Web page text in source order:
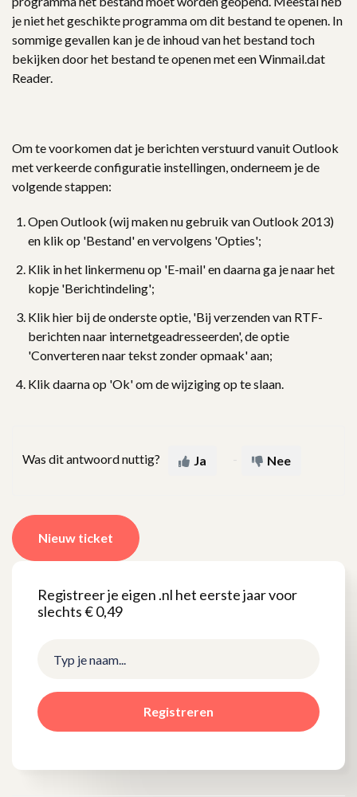
je niet het geschikte programma om dit bestand te openen. In
sommige gevallen kan je de inhoud van het bestand toch
bekijken door het bestand te openen met een Winmail.dat
Reader.
Om te voorkomen dat je berichten verstuurd vanuit Outlook
met verkeerde configuratie instellingen, onderneem je de
volgende stappen:
Open Outlook (wij maken nu gebruik van Outlook 2013)
en klik op 'Bestand' en vervolgens 'Opties';
Klik in het linkermenu op 'E-mail' en daarna ga je naar het
kopje 'Berichtindeling';
Klik hier bij de onderste optie, 'Bij verzenden van RTF-
berichten naar internetgeadresseerden', de optie
'Converteren naar tekst zonder opmaak' aan;
Klik daarna op 'Ok' om de wijziging op te slaan.
Was dit antwoord nuttig? Ja Nee
Nieuw ticket
Registreer je eigen .nl het eerste jaar voor
slechts € 0,49
Registreren